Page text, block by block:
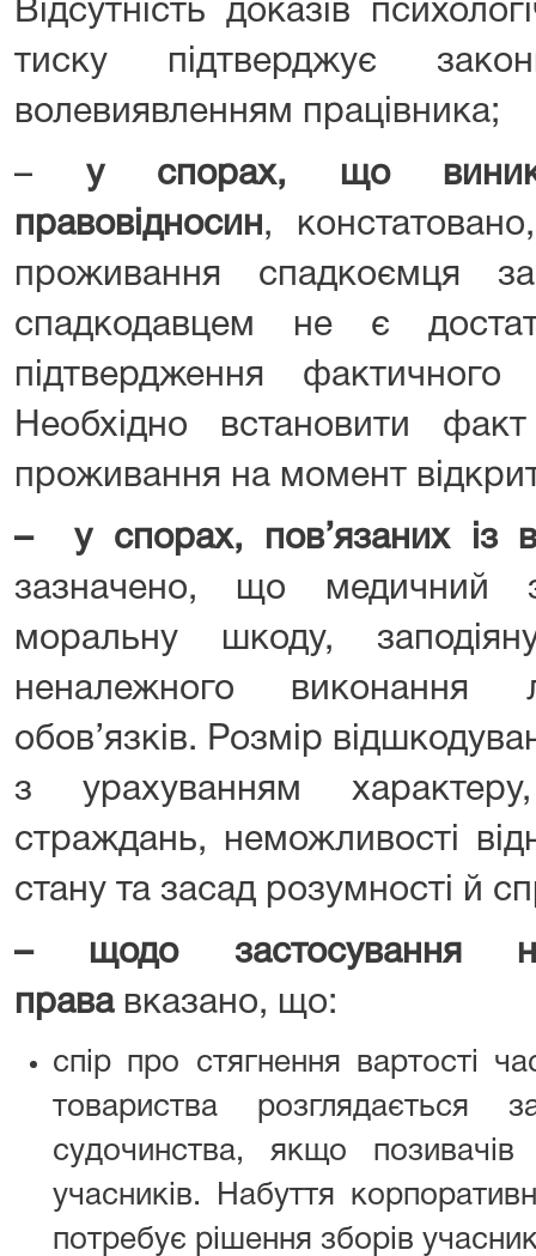
Відсутність доказів
тиску підтверджує
волевиявленням працівника;
– у спорах, що
правовідносин ,
проживання спадкоємця
спадкодавцем не є
підтвердження
Необхідно встановити факт
проживання на момент
– у спорах, пов’язаних із
зазначено, що медичний
моральну шкоду,
неналежного виконання
обов’язків. Розмір
з урахуванням
страждань, неможливості
стану та засад розумності й
– щодо застосування
прававказано, що:
спір про стягнення вартості
товариства розглядається
судочинства, якщо
учасників. Набуття
потребує рішення зборів